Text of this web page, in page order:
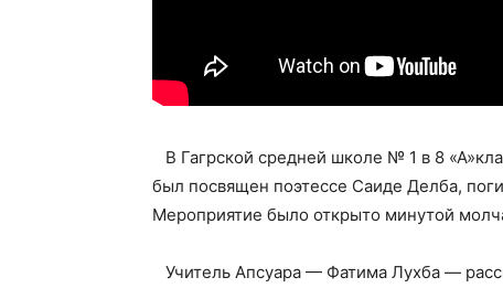
В Гагрской средней школе № 1 в 8
был посвящен поэтессе Саиде Делба,
Мероприятие было открыто минутой
Учитель Апсуара — Фатима Лухба —